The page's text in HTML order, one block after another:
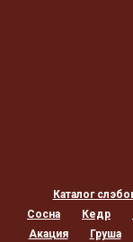
Каталог
Сосна
Кедр
Акация
Груша